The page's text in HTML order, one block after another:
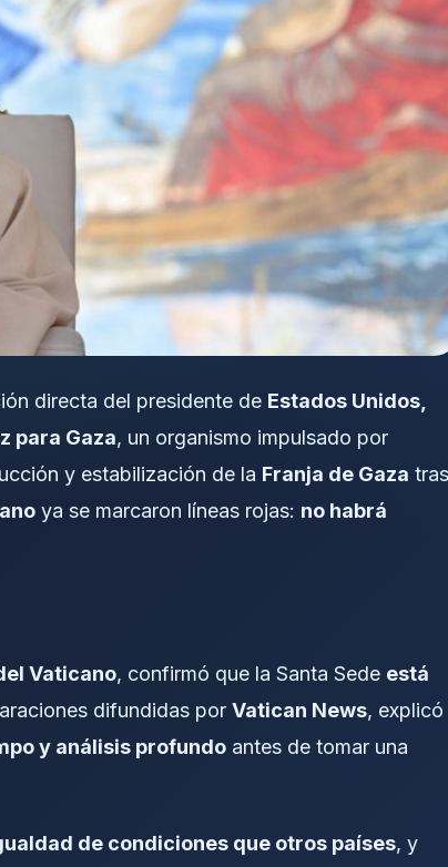
directa del presidente de Estados Unidos,
para Gaza, un organismo impulsado por
y estabilización de la Franja de Gaza tras
ya se marcaron líneas rojas: no habrá
Vaticano, confirmó que la Santa Sede está
difundidas por Vatican News, explicó
y análisis profundo antes de tomar una
de condiciones que otros países, y